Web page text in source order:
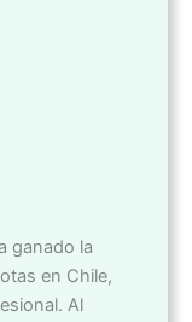
ganado la
en Chile,
Al